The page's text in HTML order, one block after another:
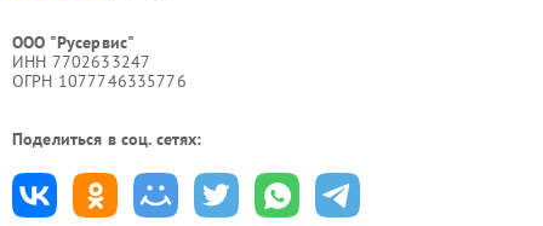
ООО "Русервис"
ИНН 7702633247
ОГРН 1077746335776
Поделиться в соц. сетях: